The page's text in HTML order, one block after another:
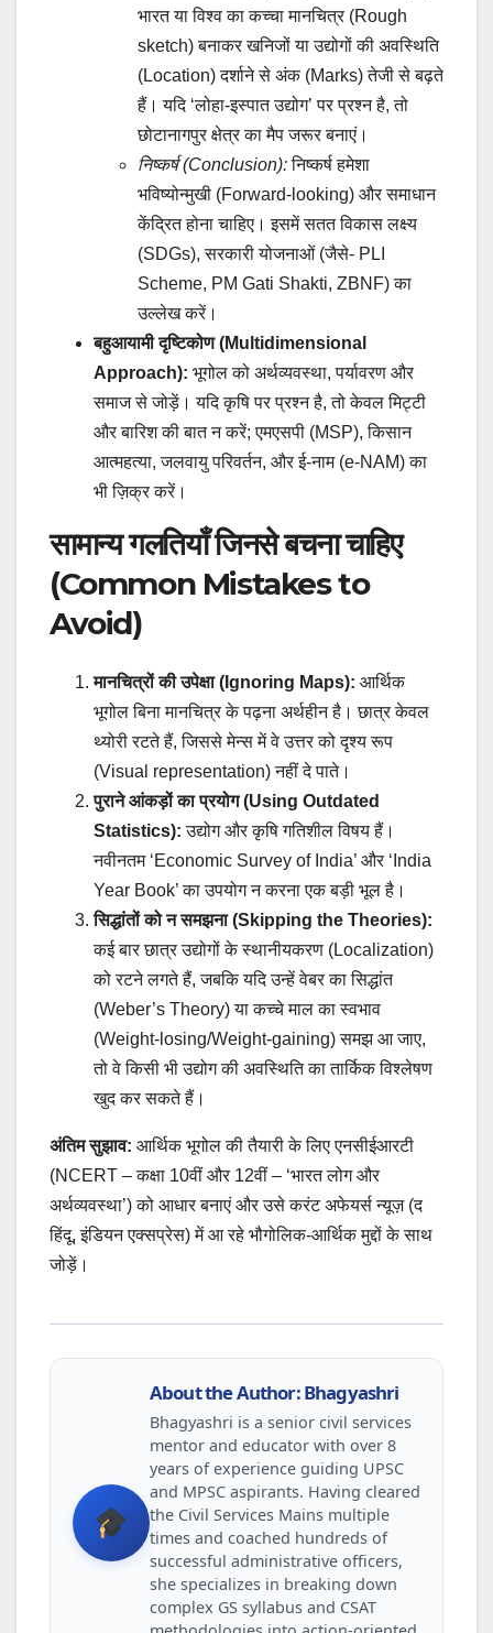
भारत या विश्व का कच्चा मानचित्र (Rough
sketch) बनाकर खनिजों या उद्योगों की अवस्थिति
(Location) दर्शाने से अंक (Marks) तेजी से बढ़ते
हैं। यदि ‘लोहा-इस्पात उद्योग’ पर प्रश्न है, तो
छोटानागपुर क्षेत्र का मैप जरूर बनाएं।
निष्कर्ष (Conclusion):निष्कर्ष हमेशा
भविष्योन्मुखी (Forward-looking) और समाधान
केंद्रित होना चाहिए। इसमें सतत विकास लक्ष्य
(SDGs), सरकारी योजनाओं (जैसे- PLI
Scheme, PM Gati Shakti, ZBNF) का
उल्लेख करें।
बहुआयामी दृष्टिकोण (Multidimensional
Approach): भूगोल को अर्थव्यवस्था, पर्यावरण और
समाज से जोड़ें। यदि कृषि पर प्रश्न है, तो केवल मिट्टी
और बारिश की बात न करें; एमएसपी (MSP), किसान
आत्महत्या, जलवायु परिवर्तन, और ई-नाम (e-NAM) का
भी ज़िक्र करें।
सामान्य गलतियाँ जिनसे बचना चाहिए
(Common Mistakes to
Avoid)
मानचित्रों की उपेक्षा (Ignoring Maps): आर्थिक
भूगोल बिना मानचित्र के पढ़ना अर्थहीन है। छात्र केवल
थ्योरी रटते हैं, जिससे मेन्स में वे उत्तर को दृश्य रूप
(Visual representation) नहीं दे पाते।
पुराने आंकड़ों का प्रयोग (Using Outdated
Statistics): उद्योग और कृषि गतिशील विषय हैं।
नवीनतम ‘Economic Survey of India’ और ‘India
Year Book’ का उपयोग न करना एक बड़ी भूल है।
सिद्धांतों को न समझना (Skipping the Theories):
कई बार छात्र उद्योगों के स्थानीयकरण (Localization)
को रटने लगते हैं, जबकि यदि उन्हें वेबर का सिद्धांत
(Weber’s Theory) या कच्चे माल का स्वभाव
(Weight-losing/Weight-gaining) समझ आ जाए,
तो वे किसी भी उद्योग की अवस्थिति का तार्किक विश्लेषण
खुद कर सकते हैं।
अंतिम सुझाव: आर्थिक भूगोल की तैयारी के लिए एनसीईआरटी
(NCERT – कक्षा 10वीं और 12वीं – ‘भारत लोग और
अर्थव्यवस्था’) को आधार बनाएं और उसे करंट अफेयर्स न्यूज़ (द
हिंदू, इंडियन एक्सप्रेस) में आ रहे भौगोलिक-आर्थिक मुद्दों के साथ
जोड़ें।
About the Author: Bhagyashri
Bhagyashri is a senior civil services
mentor and educator with over 8
years of experience guiding UPSC
and MPSC aspirants. Having cleared
the Civil Services Mains multiple
times and coached hundreds of
successful administrative officers,
she specializes in breaking down
complex GS syllabus and CSAT